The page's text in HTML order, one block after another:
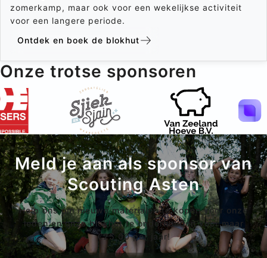
zomerkamp, maar ook voor een wekelijkse activiteit
voor een langere periode.
Ontdek en boek de blokhut
Onze trotse sponsoren
Meld je aan als sponsor van
Scouting Asten
Help ons om nieuwe materialen te kopen voor onze
leden en onze blokhut te onderhouden voor maar
€25,00 per jaar!